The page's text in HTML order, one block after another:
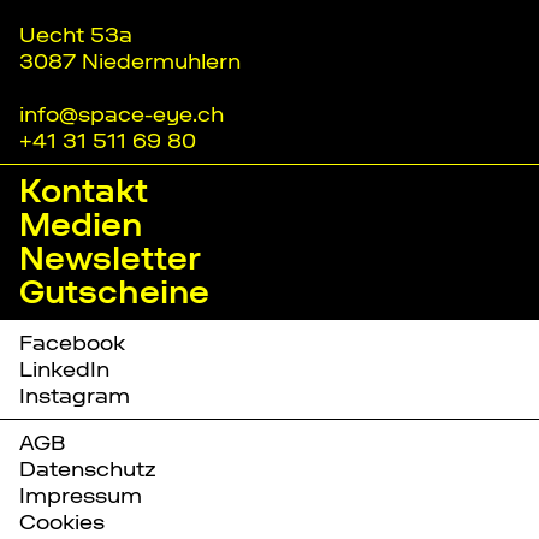
Uecht 53a
3087 Niedermuhlern
info@space-eye.ch
+41 31 511 69 80
Kontakt
Medien
Newsletter
Gutscheine
Facebook
LinkedIn
Instagram
AGB
Datenschutz
Impressum
Cookies